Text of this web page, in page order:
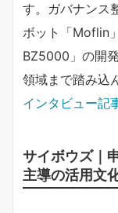
す。ガバナンス
ボット「Moflin
BZ5000」の開
領域まで踏み込
インタビュー記
サイボウズ｜
主導の活用文